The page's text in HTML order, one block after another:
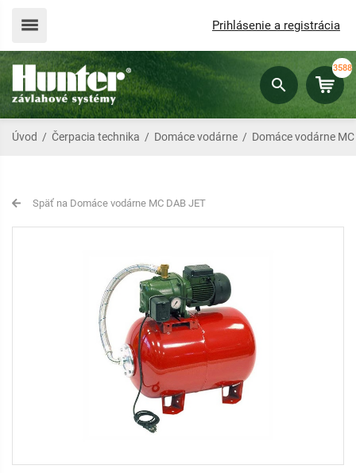
Prihlásenie a registrácia
3588
Úvod / Čerpacia technika / Domáce vodárne / Domáce vodárne MC
Späť na Domáce vodárne MC DAB JET